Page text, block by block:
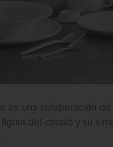
es una colaboración de
del círculo y su